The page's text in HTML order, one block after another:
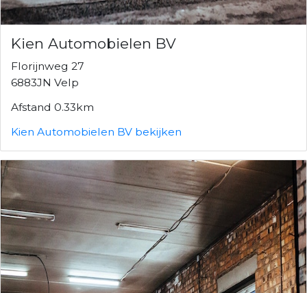
Kien Automobielen BV
Florijnweg 27
6883JN Velp
Afstand 0.33km
Kien Automobielen BV bekijken